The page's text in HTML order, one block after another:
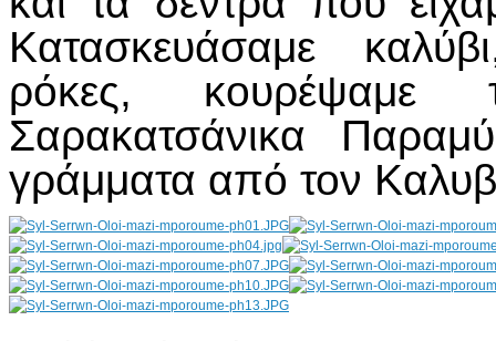
Κατασκευάσαμε
ρόκες, κουρέψαμε
Σαρακατσάνικα
γράμματα από τον